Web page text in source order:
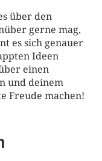
über den
gerne mag,
es sich genauer
Ideen
einen
und deinem
Freude machen!